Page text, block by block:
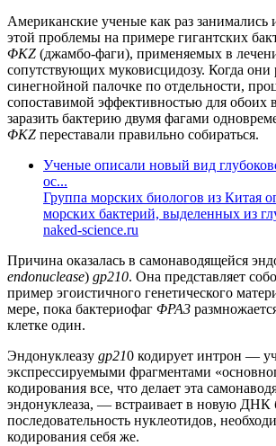
Американские ученые как раз занимались
этой проблемы на примере гигантских
ΦKZ (джамбо-фаги), применяемых в
сопутствующих муковисцидозу. Когда они
синегнойной палочке по отдельности,
сопоставимой эффективностью для обоих
заразить бактерию двумя фагами
ΦKZ переставали правильно собираться.
Ученые описали новый вид
ос...
Группа морских биологов из Китая
морских бактерий, выделенных из
naked-science.ru
Причина оказалась в самонаводящейся
endonuclease) gp210. Она представляет
пример эгоистичного генетического
мере, пока бактериофаг ΦPA3
клетке один.
Эндонуклеазу gp210 кодирует интрон —
экспрессируемыми фрагментами
кодирования все, что делает эта
эндонуклеаза, — встраивает в новую ДНК
последовательность нуклеотидов,
кодирования себя же.